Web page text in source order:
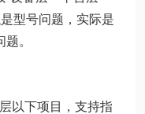
型号问题，实际是
。
以下项目，支持指